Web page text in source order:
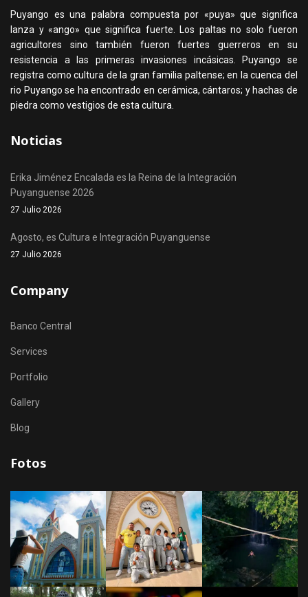
Puyango es una palabra compuesta por «puya» que significa
lanza y «ango» que significa fuerte. Los paltas no solo fueron
agricultores sino también fueron fuertes guerreros en su
resistencia a las primeras invasiones incásicas. Puyango se
registra como cultura de la gran familia paltense; en la cuenca del
rio Puyango se ha encontrado en cerámica, cántaros; y hachas de
piedra como vestigios de esta cultura.
Noticias
Erika Jiménez Encalada es la Reina de la Integración
Puyanguense 2026
27 Julio 2026
Agosto, es Cultura e Integración Puyanguense
27 Julio 2026
Company
Banco Central
Services
Portfolio
Gallery
Blog
Fotos